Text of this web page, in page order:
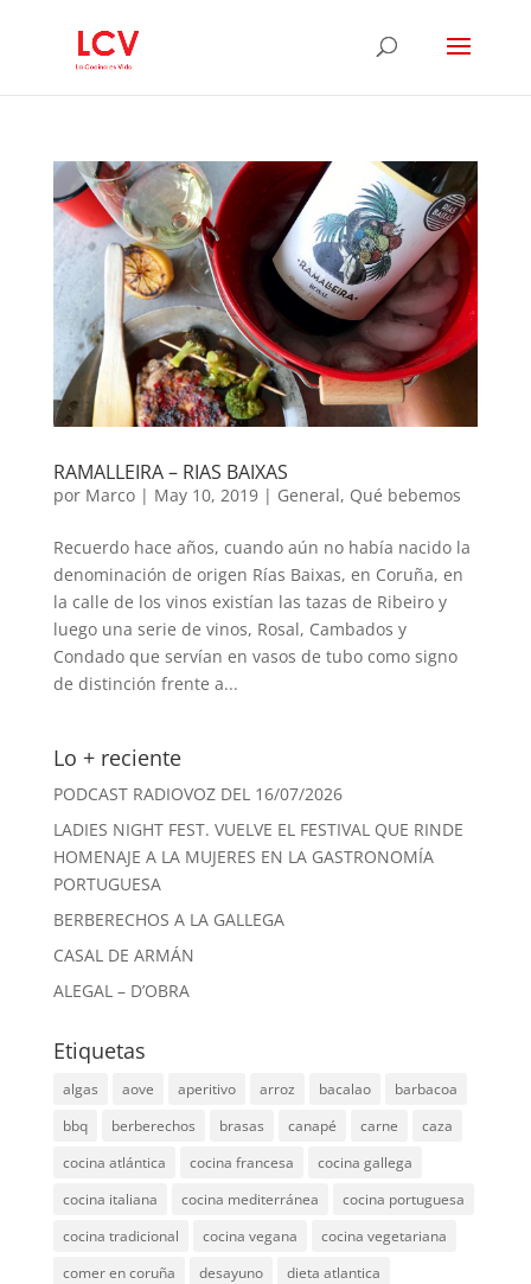
RAMALLEIRA – RIAS BAIXAS
por Marco| May 10, 2019| General, Qué bebemos
Recuerdo hace años, cuando aún no había nacido la
denominación de origen Rías Baixas, en Coruña, en
la calle de los vinos existían las tazas de Ribeiro y
luego una serie de vinos, Rosal, Cambados y
Condado que servían en vasos de tubo como signo
de distinción frente a...
Lo + reciente
PODCAST RADIOVOZ DEL 16/07/2026
LADIES NIGHT FEST. VUELVE EL FESTIVAL QUE RINDE
HOMENAJE A LA MUJERES EN LA GASTRONOMÍA
PORTUGUESA
BERBERECHOS A LA GALLEGA
CASAL DE ARMÁN
ALEGAL – D’OBRA
Etiquetas
algas aove aperitivo arroz bacalao
barbacoa
bbq
berberechos brasas canapé carne
caza
cocina atlántica
cocina francesa
cocina gallega
cocina italiana
cocina mediterránea
cocina portuguesa
cocina tradicional
cocina vegana
cocina vegetariana
comer en coruña
desayuno
dieta atlantica